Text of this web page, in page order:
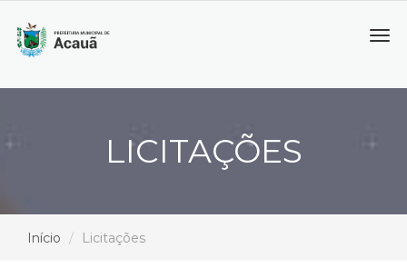
LICITAÇÕES
Início Licitações